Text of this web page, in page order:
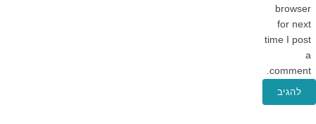
browser
for next
time I post
a
comment.